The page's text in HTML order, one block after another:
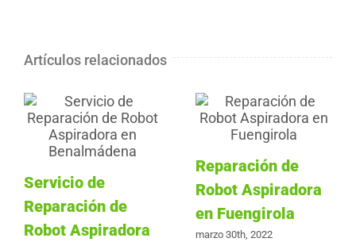
Artículos relacionados
Servicio de
Reparación de
Robot Aspiradora
Reparación de
Robot Aspiradora
en Fuengirola
marzo 30th, 2022